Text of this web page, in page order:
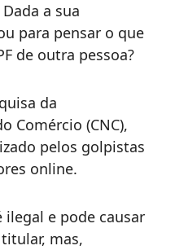
a sua
para pensar o que
de outra pessoa?
da
Comércio (CNC),
pelos golpistas
online.
ilegal e pode causar
mas,